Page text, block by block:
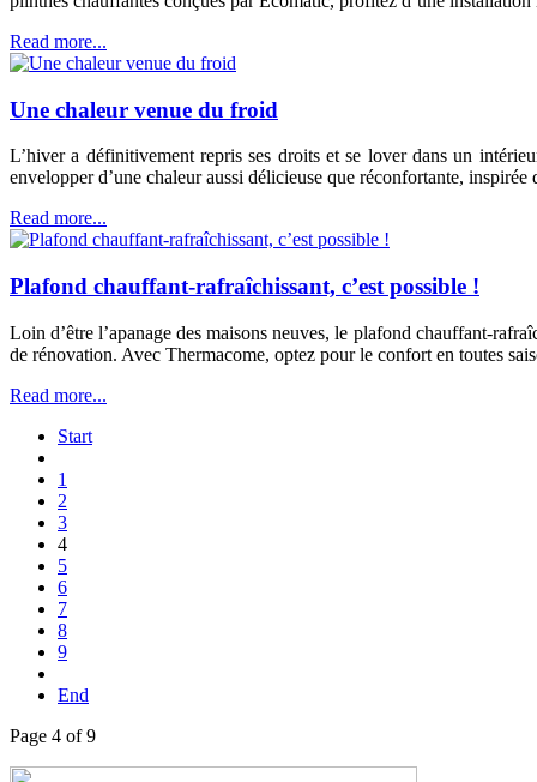
Read more...
Une chaleur venue du froid
L’hiver a définitivement repris ses droits et se lover dans un
envelopper d’une chaleur aussi délicieuse que réconfortante,
Read more...
Plafond chauffant-rafraîchissant, c’est possible !
Loin d’être l’apanage des maisons neuves, le plafond chauffant-
de rénovation. Avec Thermacome, optez pour le confort en toutes
Read more...
Start
1
2
3
4
5
6
7
8
9
End
Page 4 of 9